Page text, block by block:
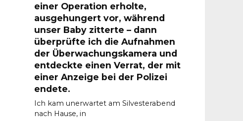
einer Operation erholte,
ausgehungert vor, während
unser Baby zitterte – dann
überprüfte ich die Aufnahmen
der Überwachungskamera und
entdeckte einen Verrat, der mit
einer Anzeige bei der Polizei
endete.
Ich kam unerwartet am Silvesterabend
nach Hause, in